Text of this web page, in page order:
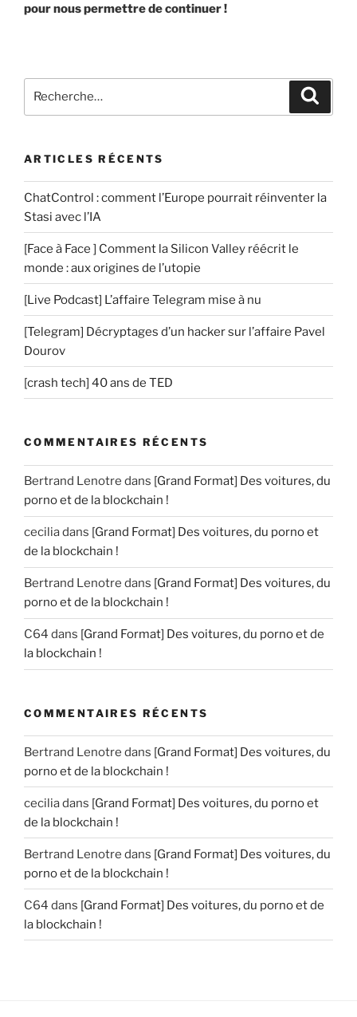
pour nous permettre de continuer !
pour
ARTICLES RÉCENTS
ChatControl : comment l’Europe pourrait réinventer la
Stasi avec l’IA
[Face à Face ] Comment la Silicon Valley réécrit le
monde : aux origines de l’utopie
[Live Podcast] L’affaire Telegram mise à nu
[Telegram] Décryptages d’un hacker sur l’affaire Pavel
Dourov
[crash tech] 40 ans de TED
COMMENTAIRES RÉCENTS
Bertrand Lenotre dans [Grand Format] Des voitures, du
porno et de la blockchain !
ceciliadans [Grand Format] Des voitures, du porno et
de la blockchain !
Bertrand Lenotre dans [Grand Format] Des voitures, du
porno et de la blockchain !
C64 dans [Grand Format] Des voitures, du porno et de
la blockchain !
COMMENTAIRES RÉCENTS
Bertrand Lenotre dans [Grand Format] Des voitures, du
porno et de la blockchain !
ceciliadans [Grand Format] Des voitures, du porno et
de la blockchain !
Bertrand Lenotre dans [Grand Format] Des voitures, du
porno et de la blockchain !
C64 dans [Grand Format] Des voitures, du porno et de
la blockchain !